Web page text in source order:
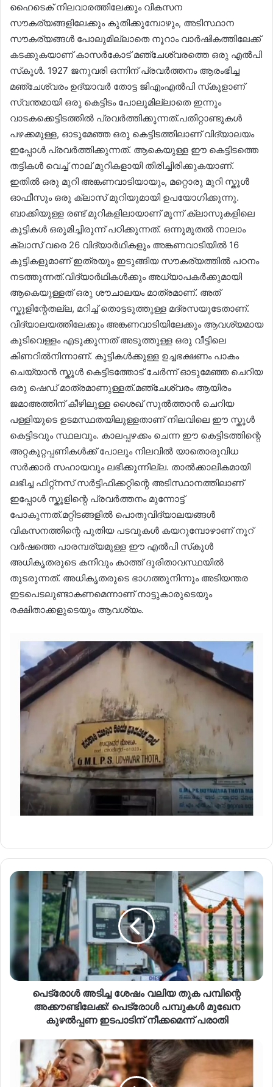
ഹൈടെക് നിലവാരത്തിലേക്കും വികസന
സൗകര്യങ്ങളിലേക്കും കുതിക്കുമ്പോഴും, അടിസ്ഥാന
സൗകര്യങ്ങൾ പോലുമില്ലാതെ നൂറാം വാർഷികത്തിലേക്ക്
കടക്കുകയാണ് കാസർകോട് മഞ്ചേശ്വരത്തെ ഒരു എൽപി
സ്‌കൂൾ. 1927 ജനുവരി ഒന്നിന് പ്രവർത്തനം ആരംഭിച്ച
മഞ്ചേശ്വരം ഉദ്യാവർ തോട്ട ജിഎംഎൽപി സ്‌കൂളാണ്
സ്വന്തമായി ഒരു കെട്ടിടം പോലുമില്ലാതെ ഇന്നും
വാടകക്കെട്ടിടത്തിൽ പ്രവർത്തിക്കുന്നത്.പതിറ്റാണ്ടുകൾ
പഴക്കമുള്ള, ഓടുമേഞ്ഞ ഒരു കെട്ടിടത്തിലാണ് വിദ്യാലയം
ഇപ്പോൾ പ്രവർത്തിക്കുന്നത്. ആകെയുള്ള ഈ കെട്ടിടത്തെ
തട്ടികൾ വെച്ച് നാല് മുറികളായി തിരിച്ചിരിക്കുകയാണ്.
ഇതിൽ ഒരു മുറി അങ്കണവാടിയായും, മറ്റൊരു മുറി സ്കൂൾ
ഓഫീസും ഒരു ക്ലാസ് മുറിയുമായി ഉപയോഗിക്കുന്നു.
ബാക്കിയുള്ള രണ്ട് മുറികളിലായാണ് മൂന്ന് ക്ലാസുകളിലെ
കുട്ടികൾ ഒരുമിച്ചിരുന്ന് പഠിക്കുന്നത്. ഒന്നുമുതൽ നാലാം
ക്ലാസ് വരെ 26 വിദ്യാർഥികളും അങ്കണവാടിയിൽ 16
കുട്ടികളുമാണ് ഇത്രയും ഇടുങ്ങിയ സൗകര്യത്തിൽ പഠനം
നടത്തുന്നത്.വിദ്യാർഥികൾക്കും അധ്യാപകർക്കുമായി
ആകെയുള്ളത് ഒരു ശൗചാലയം മാത്രമാണ്. അത്
സ്കൂളിന്റേതല്ല, മറിച്ച് തൊട്ടടുത്തുള്ള മദ്രസയുടേതാണ്.
വിദ്യാലയത്തിലേക്കും അങ്കണവാടിയിലേക്കും ആവശ്യമായ
കുടിവെള്ളം എടുക്കുന്നത് അടുത്തുള്ള ഒരു വീട്ടിലെ
കിണറിൽനിന്നാണ്. കുട്ടികൾക്കുള്ള ഉച്ചഭക്ഷണം പാകം
ചെയ്യാൻ സ്കൂൾ കെട്ടിടത്തോട് ചേർന്ന് ഓടുമേഞ്ഞ ചെറിയ
ഒരു ഷെഡ് മാത്രമാണുള്ളത്.മഞ്ചേശ്വരം ആയിരം
ജമാഅത്തിന് കീഴിലുള്ള ശൈഖ് സുൽത്താൻ ചെറിയ
പള്ളിയുടെ ഉടമസ്ഥതയിലുള്ളതാണ് നിലവിലെ ഈ സ്കൂൾ
കെട്ടിടവും സ്ഥലവും. കാലപ്പഴക്കം ചെന്ന ഈ കെട്ടിടത്തിന്റെ
അറ്റകുറ്റപ്പണികൾക്ക് പോലും നിലവിൽ യാതൊരുവിധ
സർക്കാർ സഹായവും ലഭിക്കുന്നില്ല. താൽക്കാലികമായി
ലഭിച്ച ഫിറ്റ്നസ് സർട്ടിഫിക്കറ്റിന്റെ അടിസ്ഥാനത്തിലാണ്
ഇപ്പോൾ സ്കൂളിന്റെ പ്രവർത്തനം മുന്നോട്ട്
പോകുന്നത്.മറ്റിടങ്ങളിൽ പൊതുവിദ്യാലയങ്ങൾ
വികസനത്തിന്റെ പുതിയ പടവുകൾ കയറുമ്പോഴാണ് നൂറ്
വർഷത്തെ പാരമ്പര്യമുള്ള ഈ എൽപി സ്‌കൂൾ
അധികൃതരുടെ കനിവും കാത്ത് ദുരിതാവസ്ഥയിൽ
തുടരുന്നത്. അധികൃതരുടെ ഭാഗത്തുനിന്നും അടിയന്തര
ഇടപെടലുണ്ടാകണമെന്നാണ് നാട്ടുകാരുടെയും
രക്ഷിതാക്കളുടെയും ആവശ്യം.
പെട്രോള്‍ അടിച്ച ശേഷം വലിയ തുക പമ്പിന്റെ
അക്കൗണ്ടിലേക്ക്: പെട്രോള്‍ പമ്പുകള്‍ മുഖേന
കുഴല്‍പ്പണ ഇടപാടിന് നീക്കമെന്ന് പരാതി